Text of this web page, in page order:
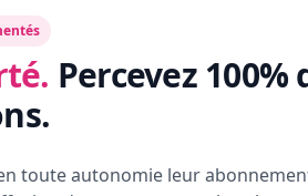
Percevez 100%
toute autonomie leur